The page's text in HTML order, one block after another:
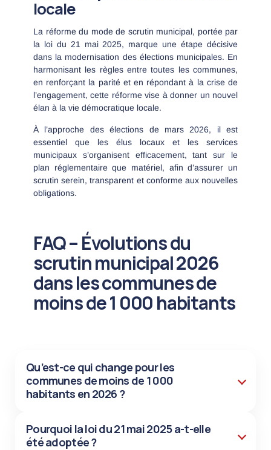
locale
La réforme du mode de scrutin municipal, portée par
la loi du 21 mai 2025, marque une étape décisive
dans la modernisation des élections municipales. En
harmonisant les règles entre toutes les communes,
en renforçant la parité et en répondant à la crise de
l’engagement, cette réforme vise à donner un nouvel
élan à la vie démocratique locale.
À l’approche des élections de mars 2026, il est
essentiel que les élus locaux et les services
municipaux s’organisent efficacement, tant sur le
plan réglementaire que matériel, afin d’assurer un
scrutin serein, transparent et conforme aux nouvelles
obligations.
FAQ – Évolutions du
scrutin municipal 2026
dans les communes de
moins de 1 000 habitants
Qu’est-ce qui change pour les
communes de moins de 1 000
habitants en 2026 ?
Pourquoi la loi du 21 mai 2025 a-t-elle
été adoptée ?